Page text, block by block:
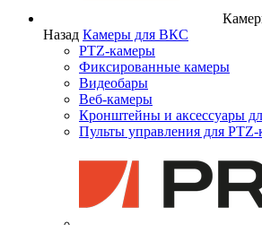
Назад Камеры для ВКС
PTZ-камеры
Фиксированные камеры
Видеобары
Веб-камеры
Кронштейны и аксессуары
Пульты управления для PTZ-